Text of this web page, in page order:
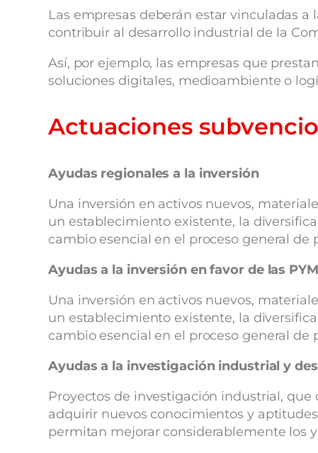
Las empresas deberán estar vinculadas
contribuir al desarrollo industrial de la
Así, por ejemplo, las empresas que
soluciones digitales, medioambiente o
Actuaciones
Ayudas regionales a la inversión
Una inversión en activos nuevos,
un establecimiento existente, la
cambio esencial en el proceso general
Ayudas a la inversión en favor de las
Una inversión en activos nuevos,
un establecimiento existente, la
cambio esencial en el proceso general
Ayudas a la investigación industrial y
Proyectos de investigación industrial,
adquirir nuevos conocimientos y
permitan mejorar considerablemente los